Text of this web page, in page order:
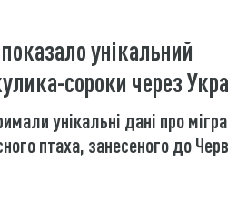
унікальний
сороки через
унікальні дані про
птаха, занесеного до